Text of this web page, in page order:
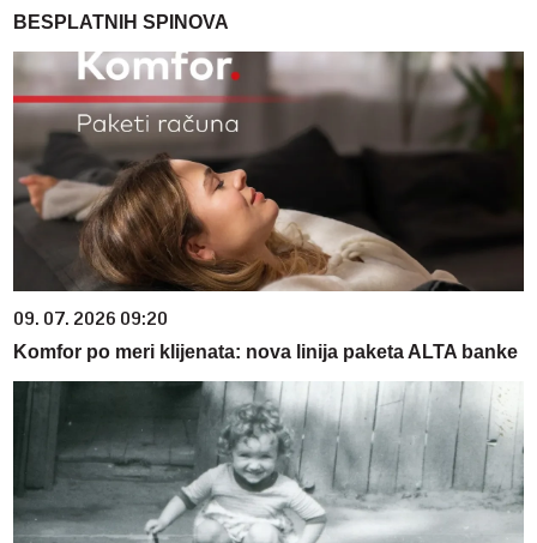
BESPLATNIH SPINOVA
09. 07. 2026 09:20
Komfor po meri klijenata: nova linija paketa ALTA banke